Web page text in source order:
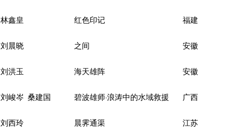
林鑫皇 红色印记 福建
刘晨晓 之间 安徽
刘洪玉 海天雄阵 安徽
刘峻岑 桑建国 碧波雄师·浪涛中的水域救援 广西
刘西玲 晨霁通渠 江苏